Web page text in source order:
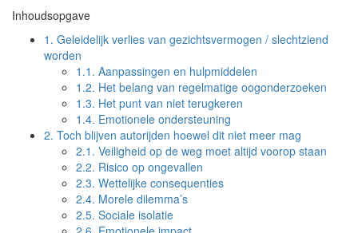
Inhoudsopgave
1. Geleidelijk verlies van gezichtsvermogen / slechtziend
worden
1.1. Aanpassingen en hulpmiddelen
1.2. Het belang van regelmatige oogonderzoeken
1.3. Het punt van niet terugkeren
1.4. Emotionele ondersteuning
2. Toch blijven autorijden hoewel dit niet meer mag
2.1. Veiligheid op de weg moet altijd voorop staan
2.2. Risico op ongevallen
2.3. Wettelijke consequenties
2.4. Morele dilemma’s
2.5. Sociale isolatie